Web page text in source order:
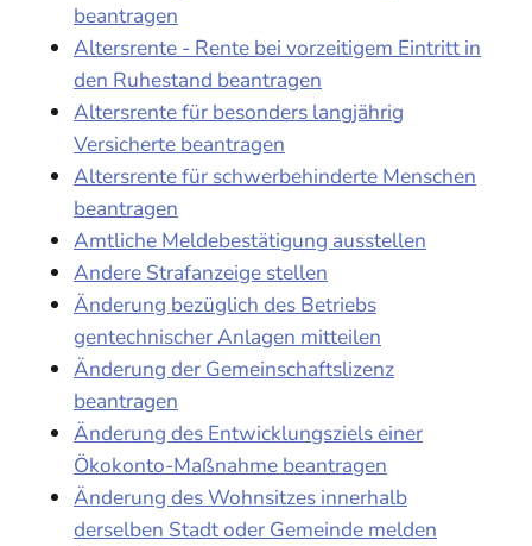
beantragen
Altersrente - Rente bei vorzeitigem Eintritt in
den Ruhestand beantragen
Altersrente für besonders langjährig
Versicherte beantragen
Altersrente für schwerbehinderte Menschen
beantragen
Amtliche Meldebestätigung ausstellen
Andere Strafanzeige stellen
Änderung bezüglich des Betriebs
gentechnischer Anlagen mitteilen
Änderung der Gemeinschaftslizenz
beantragen
Änderung des Entwicklungsziels einer
Ökokonto-Maßnahme beantragen
Änderung des Wohnsitzes innerhalb
derselben Stadt oder Gemeinde melden